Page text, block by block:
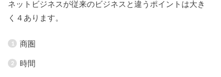
ネットビジネスが従来のビジネスと違うポイントは大き
く４あります。
商圏
時間